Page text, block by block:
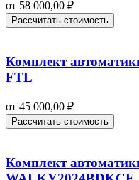
от 58 000,00 ₽
Рассчитать стоимость
Комплект
FTL
от 45 000,00 ₽
Рассчитать стоимость
Комплект